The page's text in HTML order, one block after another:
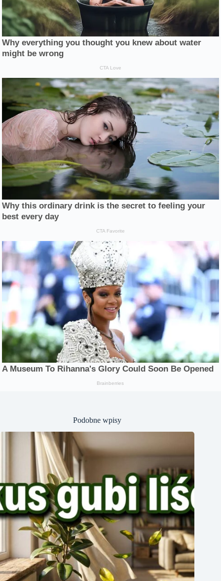
Podobne wpisy